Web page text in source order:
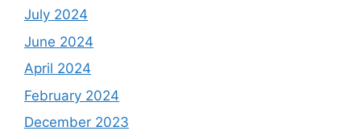
July 2024
June 2024
April 2024
February 2024
December 2023